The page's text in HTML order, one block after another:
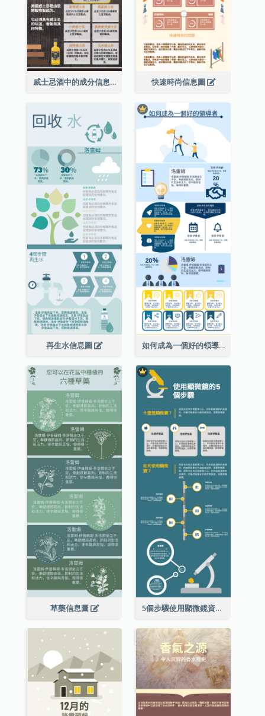
威士忌酒中的成分信息圖表 快速時尚信息圖
再生水信息圖 如何成為一個好的領導者信息圖
草藥信息圖 5個步驟使用顯微鏡資料圖